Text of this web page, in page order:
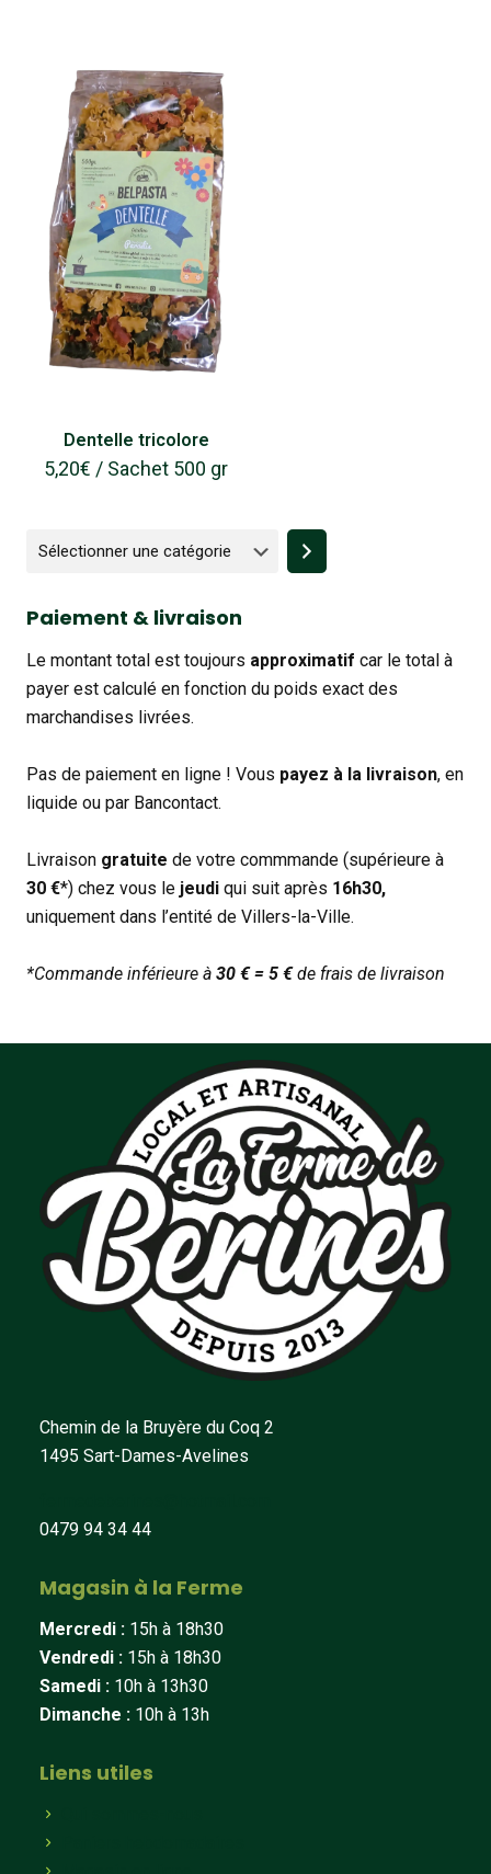
Dentelle tricolore
5,20€ / Sachet 500 gr
Sélectionner
une
Paiement & livraison
Le montant total est toujours approximatif car le total à
payer est calculé en fonction du poids exact des
marchandises livrées.
Pas de paiement en ligne ! Vous payez à la livraison, en
liquide ou par Bancontact.
Livraison gratuite de votre commmande (supérieure à
30 €*) chez vous le jeudi qui suit après 16h30,
uniquement dans l’entité de Villers-la-Ville.
*Commande inférieure à 30 € = 5 €de frais de livraison
Chemin de la Bruyère du Coq 2
1495 Sart-Dames-Avelines
0479 94 34 44
Magasin à la Ferme
Mercredi : 15h à 18h30
Vendredi : 15h à 18h30
Samedi : 10h à 13h30
Dimanche : 10h à 13h
Liens utiles